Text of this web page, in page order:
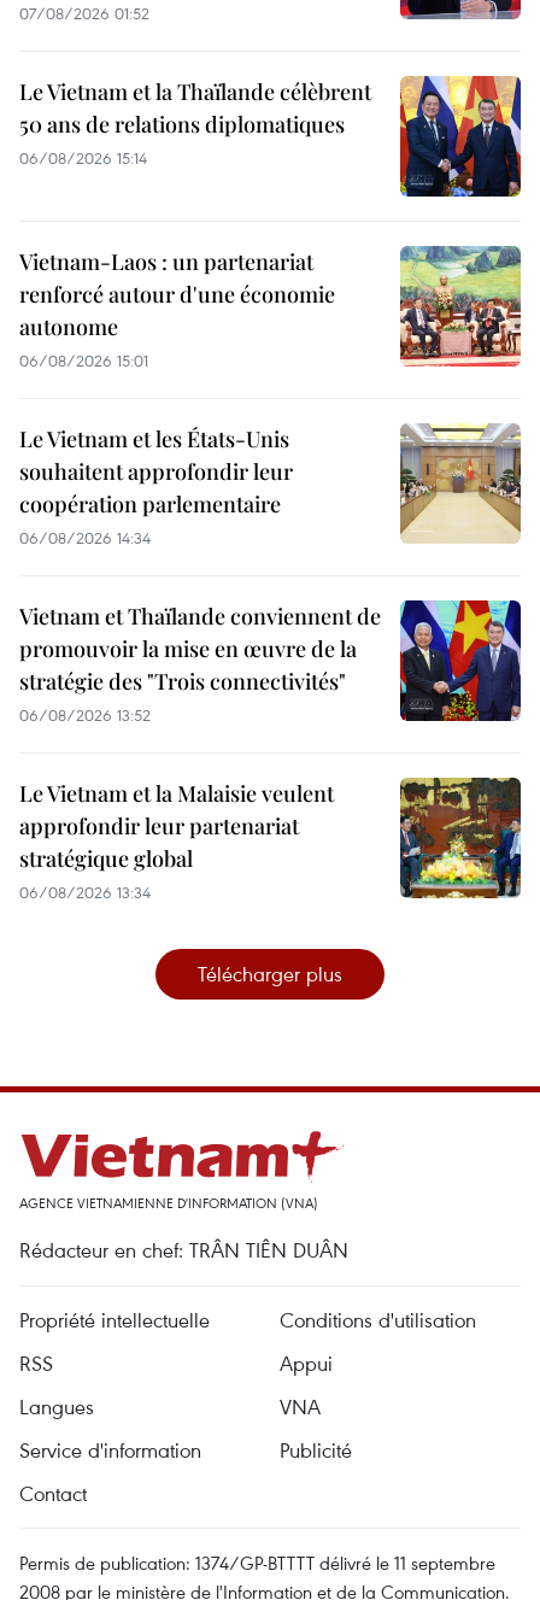
07/08/2026 01:52
Le Vietnam et la Thaïlande célèbrent
50 ans de relations diplomatiques
06/08/2026 15:14
Vietnam-Laos : un partenariat
renforcé autour d'une économie
autonome
06/08/2026 15:01
Le Vietnam et les États-Unis
souhaitent approfondir leur
coopération parlementaire
06/08/2026 14:34
Vietnam et Thaïlande conviennent de
promouvoir la mise en œuvre de la
stratégie des "Trois connectivités"
06/08/2026 13:52
Le Vietnam et la Malaisie veulent
approfondir leur partenariat
stratégique global
06/08/2026 13:34
Télécharger plus
AGENCE VIETNAMIENNE D'INFORMATION (VNA)
Rédacteur en chef: TRÂN TIÊN DUÂN
Propriété intellectuelle
Conditions d'utilisation
RSS
Appui
Langues
VNA
Service d'information
Publicité
Contact
Permis de publication: 1374/GP-BTTTT délivré le 11 septembre
2008 par le ministère de l'Information et de la Communication.